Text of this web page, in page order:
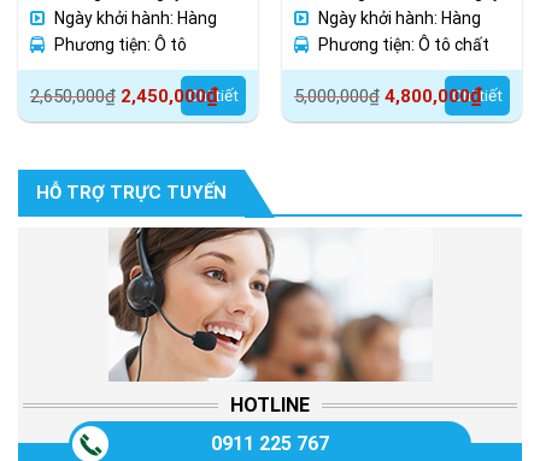
HỖ TRỢ TRỰC TUYẾN
HOTLINE
0911 225 767
Ngày khởi hành: Hàng
Ngày
Phương tiện: Ô tô
2,650,000₫
Giá
gốc
2,650,000₫.
2,450,000₫
Giá
hiện
là:
2,450,000₫.
Chi tiết
Ngày khởi hành: Hàng
ngày
Phương tiện: Ô tô chất
lượng cao
5,000,000₫
Giá
gốc
4,800,000₫
Giá
hiện
4,800,000₫.
Chi tiết